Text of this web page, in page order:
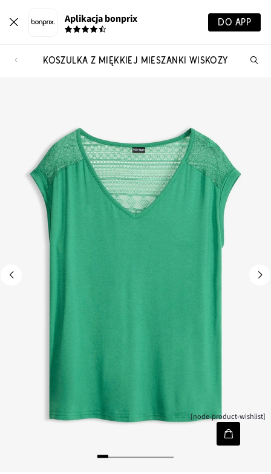
Aplikacja bonprix DO APP
KOSZULKA Z MIĘKKIEJ MIESZANKI WISKOZY
[node-product-wishlist]